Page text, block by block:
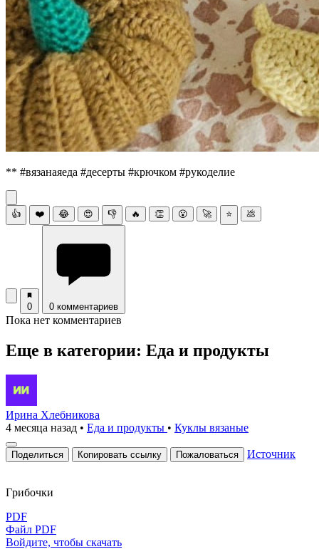
** #вязанаяеда #десерты #крючком #рукоделие
👍 ❤️ 😂 😍 👎 🔥 👏 😮 🚀 ⭐ 💩
0 0 комментариев
Пока нет комментариев
Еще в категории: Еда и продукты
Ирина Хлебникова
4 месяца назад • Еда и продукты • Куклы вязаные
Поделиться Копировать ссылку Пожаловаться Источник